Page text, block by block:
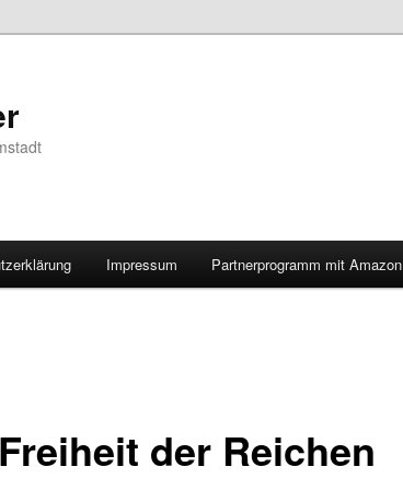
Impressum Partnerprogramm mit Amazon
der Reichen